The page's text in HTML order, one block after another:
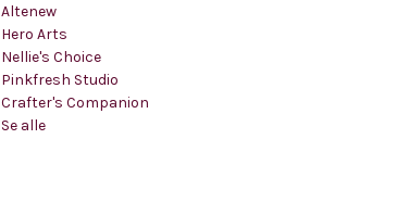
Altenew
Hero Arts
Nellie's Choice
Pinkfresh Studio
Crafter's Companion
Se alle